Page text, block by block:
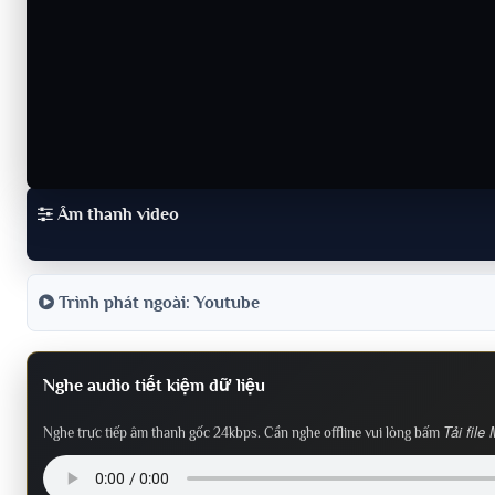
Âm thanh video
Trình phát ngoài: Youtube
Nghe audio tiết kiệm dữ liệu
Nghe trực tiếp âm thanh gốc 24kbps. Cần nghe offline vui lòng bấm Tải file